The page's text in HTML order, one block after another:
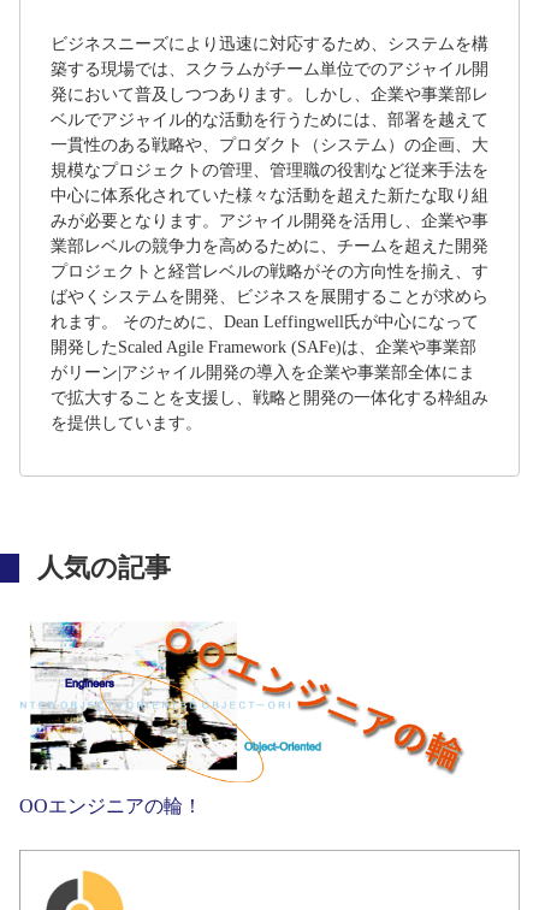
ビジネスニーズにより迅速に対応するため、システムを構
築する現場では、スクラムがチーム単位でのアジャイル開
発において普及しつつあります。しかし、企業や事業部レ
ベルでアジャイル的な活動を行うためには、部署を越えて
一貫性のある戦略や、プロダクト（システム）の企画、大
規模なプロジェクトの管理、管理職の役割など従来手法を
中心に体系化されていた様々な活動を超えた新たな取り組
みが必要となります。アジャイル開発を活用し、企業や事
業部レベルの競争力を高めるために、チームを超えた開発
プロジェクトと経営レベルの戦略がその方向性を揃え、す
ばやくシステムを開発、ビジネスを展開することが求めら
れます。 そのために、Dean Leffingwell氏が中心になって
開発したScaled Agile Framework (SAFe)は、企業や事業部
がリーン|アジャイル開発の導入を企業や事業部全体にま
で拡大することを支援し、戦略と開発の一体化する枠組み
を提供しています。
人気の記事
OOエンジニアの輪！